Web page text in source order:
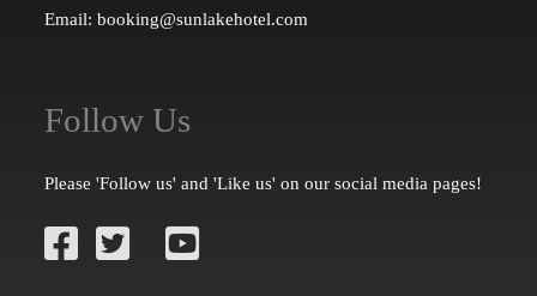
Email: booking@sunlakehotel.com
Follow Us
Please 'Follow us' and 'Like us' on our social media pages!